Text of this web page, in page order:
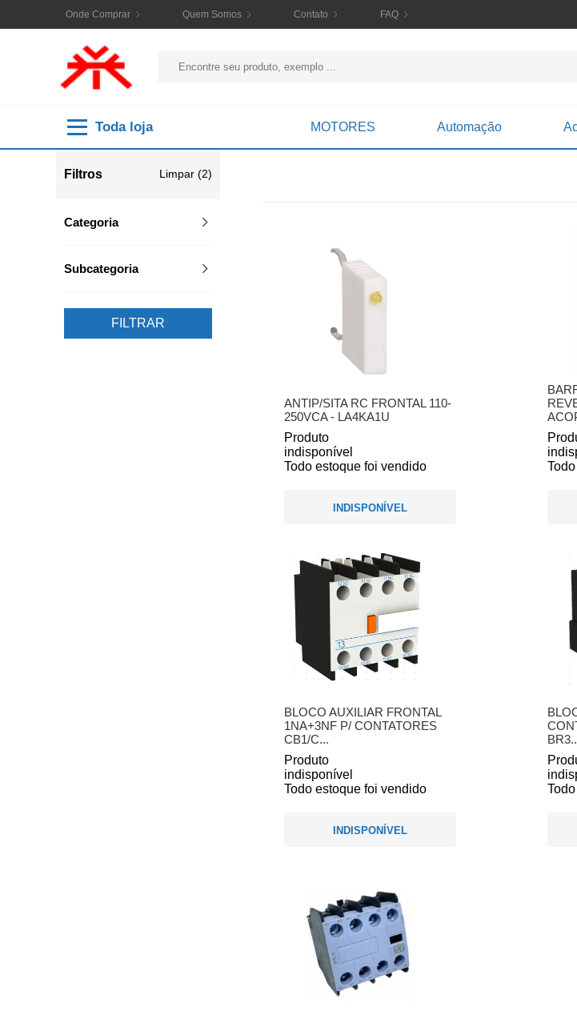
Onde Comprar Quem Somos Contato FAQ
Toda loja MOTORES Automação
Filtros Limpar (2)
Categoria
Subcategoria
FILTRAR
ANTIP/SITA RC FRONTAL 110-
250VCA - LA4KA1U
Produto
indisponível
Todo estoque foi vendido
INDISPONÍVEL
BLOCO AUXILIAR FRONTAL
1NA+3NF P/ CONTATORES
CB1/C...
Produto
indisponível
Todo estoque foi vendido
INDISPONÍVEL